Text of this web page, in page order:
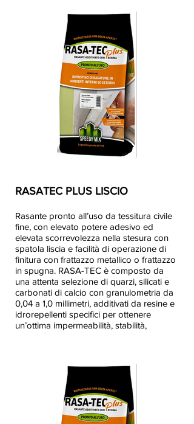
RASATEC PLUS LISCIO
Rasante pronto all’uso da tessitura civile
fine, con elevato potere adesivo ed
elevata scorrevolezza nella stesura con
spatola liscia e facilità di operazione di
finitura con frattazzo metallico o frattazzo
in spugna. RASA-TEC è composto da
una attenta selezione di quarzi, silicati e
carbonati di calcio con granulometria da
0,04 a 1,0 millimetri, additivati da resine e
idrorepellenti specifici per ottenere
un’ottima impermeabilità, stabilità,
elasticità e tissotropia che ne facilita
ampio spettro di muffe e alghe.
Ricostruisci con me